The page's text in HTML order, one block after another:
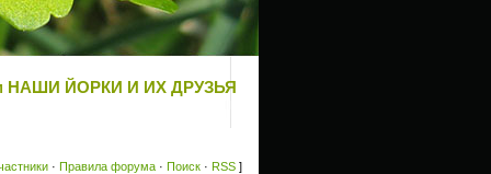
НАШИ ЙОРКИ И ИХ ДРУЗЬЯ
· Правила форума · Поиск · RSS ]